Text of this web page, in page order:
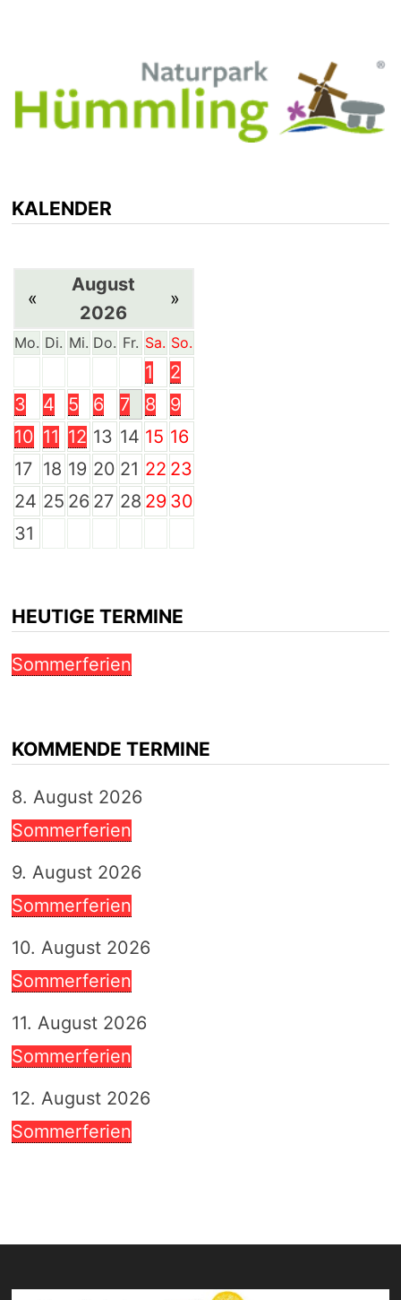
KALENDER
«
August
2026
»
Mo. Di. Mi. Do. Fr. Sa. So.
1
2
3
4 5 6 7 8
9
10 11 12 13 14 15 16
17 18 19 20 21 22 23
24 25 26 27 28 29 30
31
HEUTIGE TERMINE
Sommerferien
KOMMENDE TERMINE
8. August 2026
Sommerferien
9. August 2026
Sommerferien
10. August 2026
Sommerferien
11. August 2026
Sommerferien
12. August 2026
Sommerferien